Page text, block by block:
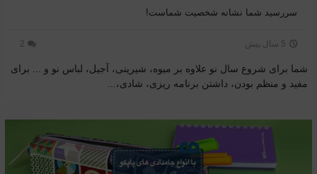
سررسید شما نشانه شخصیت شماست!
2 5 سال پیش
شما برای شروع سال نو علاوه بر میوه، شیرینی، آجیل، لباس نو و ... برای
مفید و منظم بودن، داشتن برنامه ریزی، شادی،...